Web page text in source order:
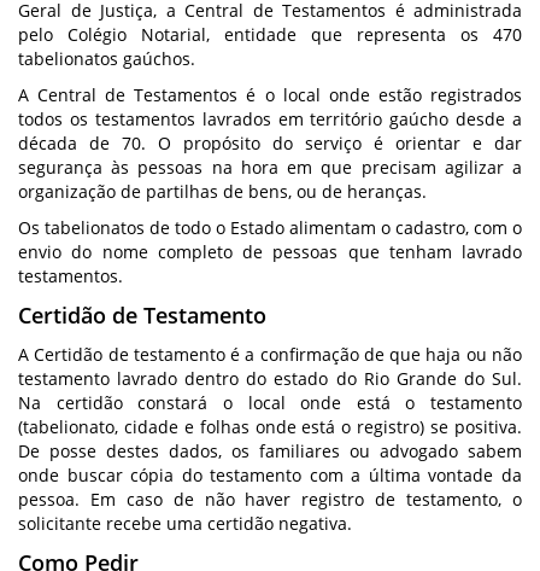
Geral de Justiça, a Central de Testamentos é administrada
pelo Colégio Notarial, entidade que representa os 470
tabelionatos gaúchos.
A Central de Testamentos é o local onde estão registrados
todos os testamentos lavrados em território gaúcho desde a
década de 70. O propósito do serviço é orientar e dar
segurança às pessoas na hora em que precisam agilizar a
organização de partilhas de bens, ou de heranças.
Os tabelionatos de todo o Estado alimentam o cadastro, com o
envio do nome completo de pessoas que tenham lavrado
testamentos.
Certidão de Testamento
A Certidão de testamento é a confirmação de que haja ou não
testamento lavrado dentro do estado do Rio Grande do Sul.
Na certidão constará o local onde está o testamento
(tabelionato, cidade e folhas onde está o registro) se positiva.
De posse destes dados, os familiares ou advogado sabem
onde buscar cópia do testamento com a última vontade da
pessoa. Em caso de não haver registro de testamento, o
solicitante recebe uma certidão negativa.
Como Pedir